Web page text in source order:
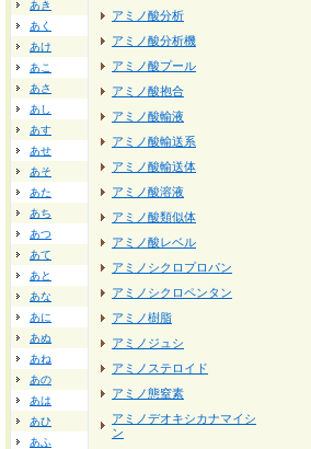
あき
あく
あけ
あこ
あさ
あし
あす
あせ
あそ
あた
あち
あつ
あて
あと
あな
あに
あぬ
あね
あの
あは
あひ
あふ
アミノ酸分析
アミノ酸分析機
アミノ酸プール
アミノ酸抱合
アミノ酸輸液
アミノ酸輸送系
アミノ酸輸送体
アミノ酸溶液
アミノ酸類似体
アミノ酸レベル
アミノシクロプロパン
アミノシクロペンタン
アミノ樹脂
アミノジュシ
アミノステロイド
アミノ態窒素
アミノデオキシカナマイシ
ン